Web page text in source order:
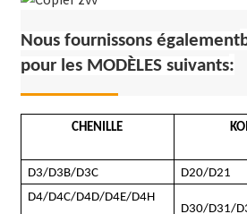
Nous fournissons également
pour les MODÈLES suivants:
CHENILLE
D3/D3B/D3C D20/D21
D4/D4C/D4D/D4E/D4H
D30/D31/